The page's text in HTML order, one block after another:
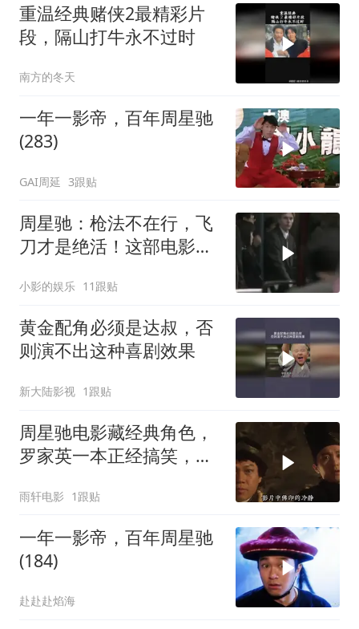
重温经典赌侠2最精彩片
段，隔山打牛永不过时
南方的冬天
一年一影帝，百年周星驰
(283)
GAI周延 3跟贴
周星驰：枪法不在行，飞
刀才是绝活！这部电影你
小影的娱乐 11跟贴
黄金配角必须是达叔，否
则演不出这种喜剧效果
新大陆影视 1跟贴
周星驰电影藏经典角色，
罗家英一本正经搞笑，星
雨轩电影 1跟贴
一年一影帝，百年周星驰
(184)
赴赴赴焰海